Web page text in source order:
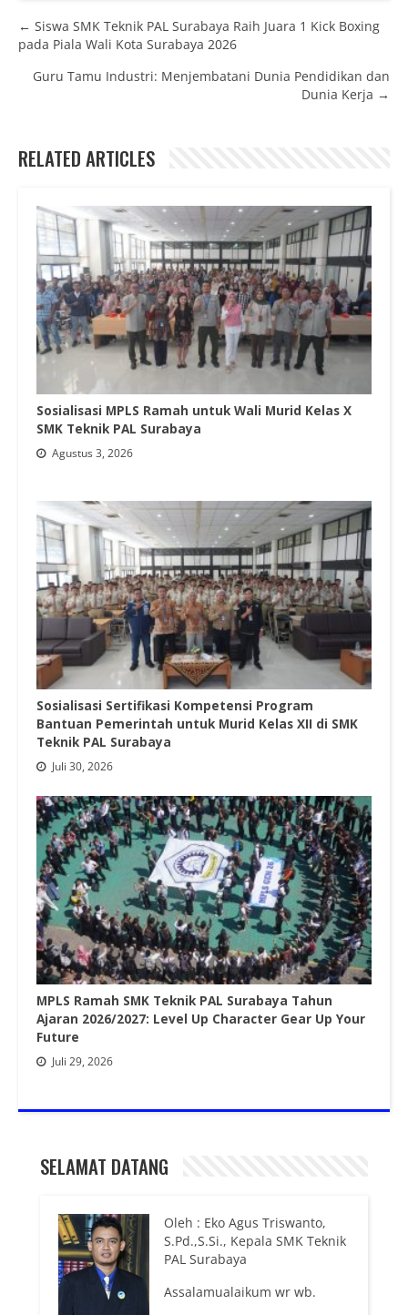
Posts navigation
← Siswa SMK Teknik PAL Surabaya Raih Juara 1 Kick Boxing
pada Piala Wali Kota Surabaya 2026
Guru Tamu Industri: Menjembatani Dunia Pendidikan dan
Dunia Kerja →
RELATED ARTICLES
Sosialisasi MPLS Ramah untuk Wali Murid Kelas X
SMK Teknik PAL Surabaya
Agustus 3, 2026
Sosialisasi Sertifikasi Kompetensi Program
Bantuan Pemerintah untuk Murid Kelas XII di SMK
Teknik PAL Surabaya
Juli 30, 2026
MPLS Ramah SMK Teknik PAL Surabaya Tahun
Ajaran 2026/2027: Level Up Character Gear Up Your
Future
Juli 29, 2026
SELAMAT DATANG
Oleh : Eko Agus Triswanto,
S.Pd.,S.Si., Kepala SMK Teknik
PAL Surabaya
Assalamualaikum wr wb.